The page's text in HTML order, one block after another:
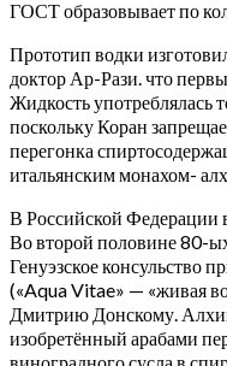
ГОСТ образовывает по
Прототип водки
доктор Ар-Рази. что
Жидкость употреблялась
поскольку Коран
перегонка
итальянским монахом-
В Российской Федерации
Во второй половине 80-
Генуэзское консульство
(«Aqua Vitae» — «живая
Дмитрию Донскому.
изобретённый арабами